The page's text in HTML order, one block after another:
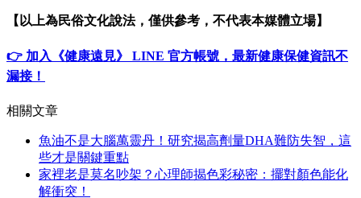
【以上為民俗文化說法，僅供參考，不代表本媒體立場】
👉 加入《健康遠見》 LINE 官方帳號，最新健康保健資訊不
漏接！
相關文章
魚油不是大腦萬靈丹！研究揭高劑量DHA難防失智，這
些才是關鍵重點
家裡老是莫名吵架？心理師揭色彩秘密：擺對顏色能化
解衝突！